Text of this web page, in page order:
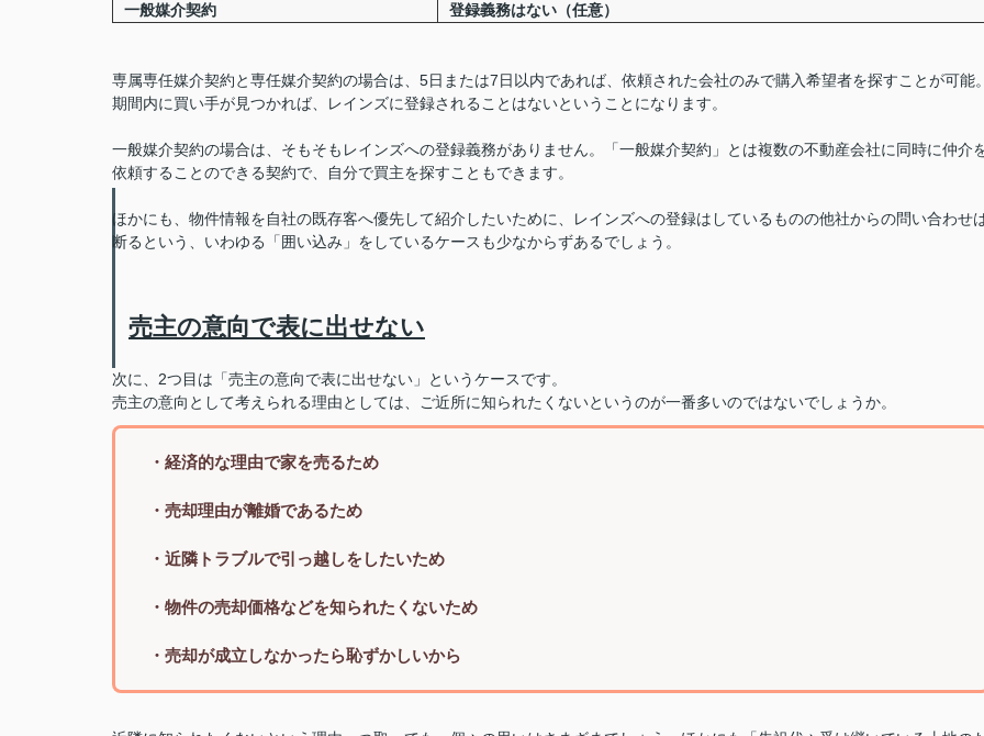
一般媒介契約
登録義務はない（任意）
専属専任媒介契約と専任媒介契約の場合は、5日または7日以内であれば、依頼された会社のみで購入希望者を探すことが可能
期間内に買い手が見つかれば、レインズに登録されることはないということになります。
一般媒介契約の場合は、そもそもレインズへの登録義務がありません。「一般媒介契約」とは複数の不動産会社に同時に仲介
依頼することのできる契約で、自分で買主を探すこともできます。
ほかにも、物件情報を自社の既存客へ優先して紹介したいために、レインズへの登録はしているものの他社からの問い合わせ
断るという、いわゆる「囲い込み」をしているケースも少なからずあるでしょう。
売主の意向で表に出せない
次に、2つ目は「売主の意向で表に出せない」というケースです。
売主の意向として考えられる理由としては、ご近所に知られたくないというのが一番多いのではないでしょうか。
・経済的な理由で家を売るため
・売却理由が離婚であるため
・近隣トラブルで引っ越しをしたいため
・物件の売却価格などを知られたくないため
・売却が成立しなかったら恥ずかしいから